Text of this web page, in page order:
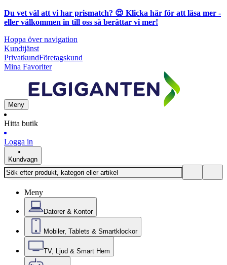
Du vet väl att vi har prismatch? 😍 Klicka här för att läsa mer -
eller välkommen in till oss så berättar vi mer!
Hoppa över navigation
Kundtjänst
PrivatkundFöretagskund
Mina Favoriter
Meny
Hitta butik
Logga in
Kundvagn
Meny
Datorer & Kontor
Mobiler, Tablets & Smartklockor
TV, Ljud & Smart Hem